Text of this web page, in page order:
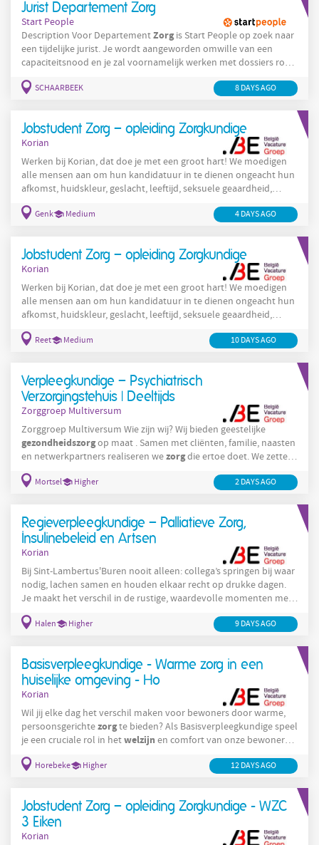
Jurist Departement Zorg
Start People
Description Voor DepartementZorgis Start People op zoek naar
een tijdelijke jurist. Je wordt aangeworden omwille van een
capaciteitsnood en je zal voornamelijk werken met dossiers rond
De continue werking van de organisatie mee helpen verzekeren.
SCHAARBEEK 8 DAYS AGO
Jobstudent Zorg – opleiding Zorgkundige
Korian
Werken bij Korian, dat doe je met een groot hart! We moedigen
alle mensen aan om hun kandidatuur in te dienen ongeacht hun
afkomst, huidskleur, geslacht, leeftijd, seksuele geaardheid,
filosofische overtuiging, handicap, ... Indien je aangepaste
accommodatie nodig heeft, wat jouw handicap ook is, voor de
grootste zorgaanbieders in België in de
Genk Medium 4 DAYS AGO
Jobstudent Zorg – opleiding Zorgkundige
Korian
Werken bij Korian, dat doe je met een groot hart! We moedigen
alle mensen aan om hun kandidatuur in te dienen ongeacht hun
afkomst, huidskleur, geslacht, leeftijd, seksuele geaardheid,
filosofische overtuiging, handicap, ... Indien je aangepaste
accommodatie nodig heeft, wat jouw handicap ook is, voor de
grootste zorgaanbieders in België in de
Reet Medium 10 DAYS AGO
Verpleegkundige – Psychiatrisch
Verzorgingstehuis | Deeltijds
Zorggroep Multiversum
Zorggroep Multiversum Wie zijn wij? Wij bieden geestelijke
gezondheidszorgop maat . Samen met cliënten, familie, naasten
en netwerkpartners realiseren wezorgdie ertoe doet. We zetten
in op inclusieve
eigen regie. Want ieder verhaal telt. Waar kom je terecht?
met een
Mortsel Higher 2 DAYS AGO
Regieverpleegkundige – Palliatieve Zorg,
Insulinebeleid en Artsen
Korian
Bij Sint-Lambertus'Buren nooit alleen: collega’s springen bij waar
nodig, lachen samen en houden elkaar recht op drukke dagen.
Je maakt het verschil in de rustige, waardevolle momenten met
bewoners. Precies wat werken in de ouderenzorg zo betekenisvol
maakt. Ontdek hier hoe jij jouw talent kan inzetten in een huis
iedereen gelijke kansen. We verwelkomen
Halen Higher 9 DAYS AGO
Basisverpleegkundige - Warme zorg in een
huiselijke omgeving - Ho
Korian
Wil jij elke dag het verschil maken voor bewoners door warme,
persoonsgerichtezorgte bieden? Als Basisverpleegkundige speel
je een cruciale rol in hetwelzijn en comfort van onze bewoners.
samenwerking, kwaliteit van
en menselijkheid centraal
Horebeke Higher 12 DAYS AGO
Jobstudent Zorg – opleiding Zorgkundige - WZC
3 Eiken
Korian